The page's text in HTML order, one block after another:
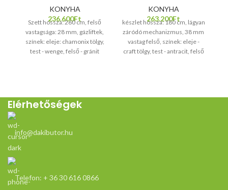
KONYHA
236.600Ft
Szett hossza: 260 cm, felső
vastagsága: 28 mm, gázliftek,
színek: eleje: chamonix tölgy,
test - wenge, felső - gránit
KONYHA
263.200Ft
készlet hossza: 180 cm, lágyan
záródó mechanizmus, 38 mm
vastag felső, színek: eleje -
craft tölgy, test - antracit, felső
Elérhetőségek
info@dakibutor.hu
Telefon: + 36 30 616 0866